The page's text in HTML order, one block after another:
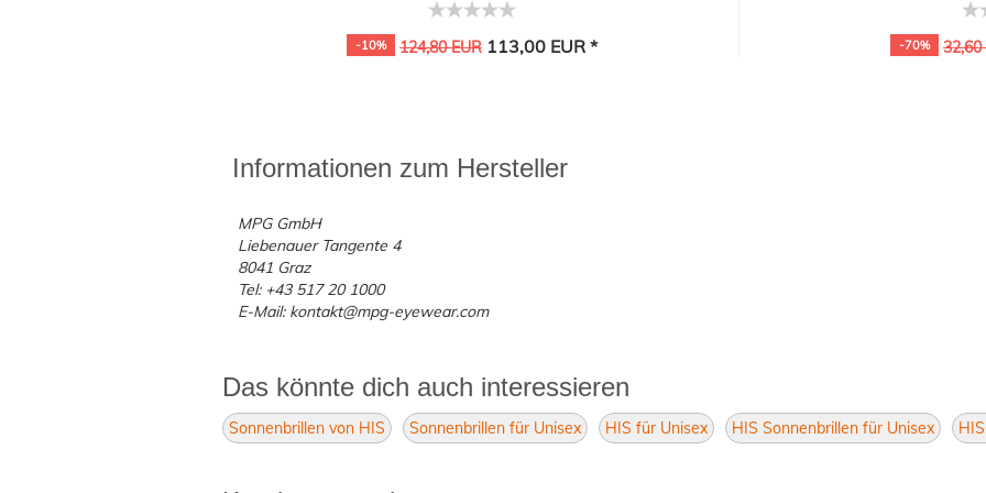
-10% 124,80 EUR 113,00 EUR * -70% 32,60
Informationen zum Hersteller
MPG GmbH
Liebenauer Tangente 4
8041 Graz
Tel: +43 517 20 1000
E-Mail: kontakt@mpg-eyewear.com
Das könnte dich auch interessieren
Sonnenbrillen von HIS Sonnenbrillen für Unisex HIS für Unisex HIS Sonnenbrillen für Unisex